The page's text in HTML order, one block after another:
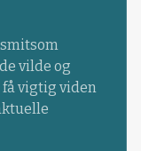
vilde og
vigtig viden